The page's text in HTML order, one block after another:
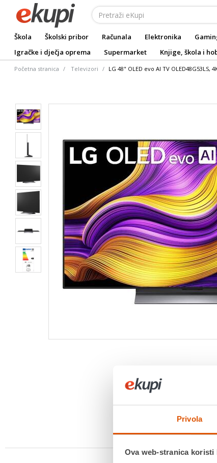
Privola
Ova web-stranica koristi
Škola Školski pribor Računala Elektronika
Igračke i dječja oprema
Supermarket Knjige, škola i
Početna stranica Televizori LG 48" OLED evo AI TV OLED48G53LS,